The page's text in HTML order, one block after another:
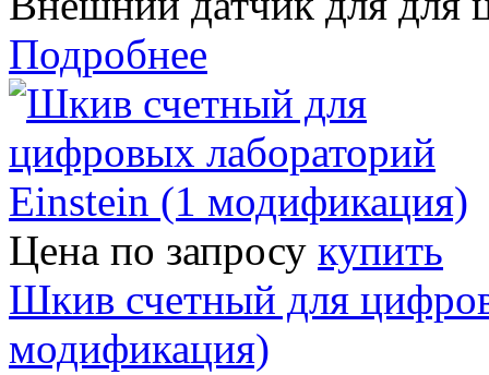
Подробнее
Цена по запросу купить
Шкив счетный для
модификация)